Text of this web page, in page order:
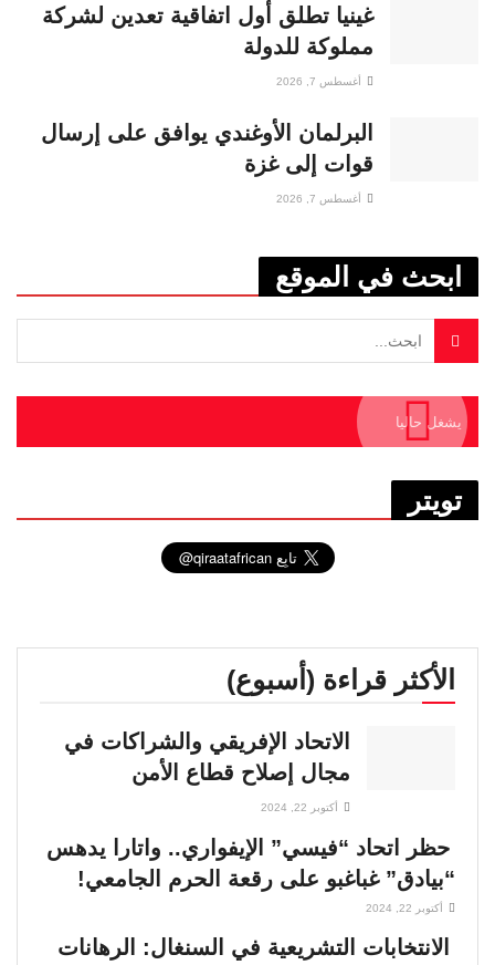
غينيا تطلق أول اتفاقية تعدين لشركة
مملوكة للدولة
أغسطس 7, 2026
البرلمان الأوغندي يوافق على إرسال
قوات إلى غزة
أغسطس 7, 2026
ابحث في الموقع
يشغل حاليا
تويتر
الأكثر قراءة (أسبوع)
الاتحاد الإفريقي والشراكات في
مجال إصلاح قطاع الأمن
أكتوبر 22, 2024
حظر اتحاد “فيسي” الإيفواري.. واتارا يدهس
“بيادق” غباغبو على رقعة الحرم الجامعي!
أكتوبر 22, 2024
الانتخابات التشريعية في السنغال: الرهانات